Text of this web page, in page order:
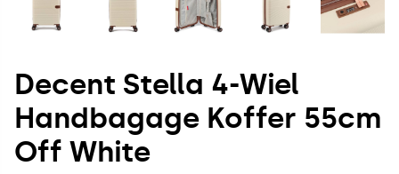
Decent Stella 4-Wiel
Handbagage Koffer 55cm
Off White